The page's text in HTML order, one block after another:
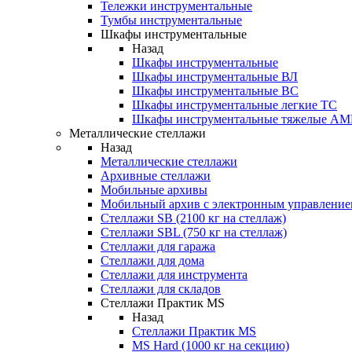
Тележки инструментальные
Тумбы инструментальные
Шкафы инструментальные
Назад
Шкафы инструментальные
Шкафы инструментальные ВЛ
Шкафы инструментальные ВС
Шкафы инструментальные легкие ТС
Шкафы инструментальные тяжелые
Металлические стеллажи
Назад
Металлические стеллажи
Архивные стеллажи
Мобильные архивы
Мобильный архив с электронным
Стеллажи SB (2100 кг на стеллаж)
Стеллажи SBL (750 кг на стеллаж)
Стеллажи для гаража
Стеллажи для дома
Стеллажи для инструмента
Стеллажи для складов
Стеллажи Практик MS
Назад
Стеллажи Практик MS
MS Hard (1000 кг на секцию)